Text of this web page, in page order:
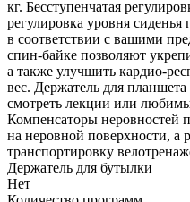
кг. Бесступенчатая
регулировка уровня
в соответствии с вашими
спин-байке позволяют
а также улучшить кардио-
вес. Держатель для
смотреть лекции или
Компенсаторы неровностей
на неровной поверхности,
транспортировку
Держатель для бутылки
Нет